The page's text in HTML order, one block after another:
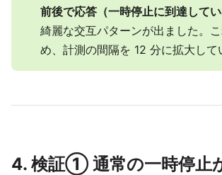
前後で応答（一時停止に到達してい
綺麗な交互パターンが出ました。
め、計測の間隔を 12 分に拡大して
4. 検証① 通常の一時停止